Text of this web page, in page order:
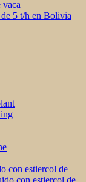
vaca
5 t/h en Bolivia
con estiercol de